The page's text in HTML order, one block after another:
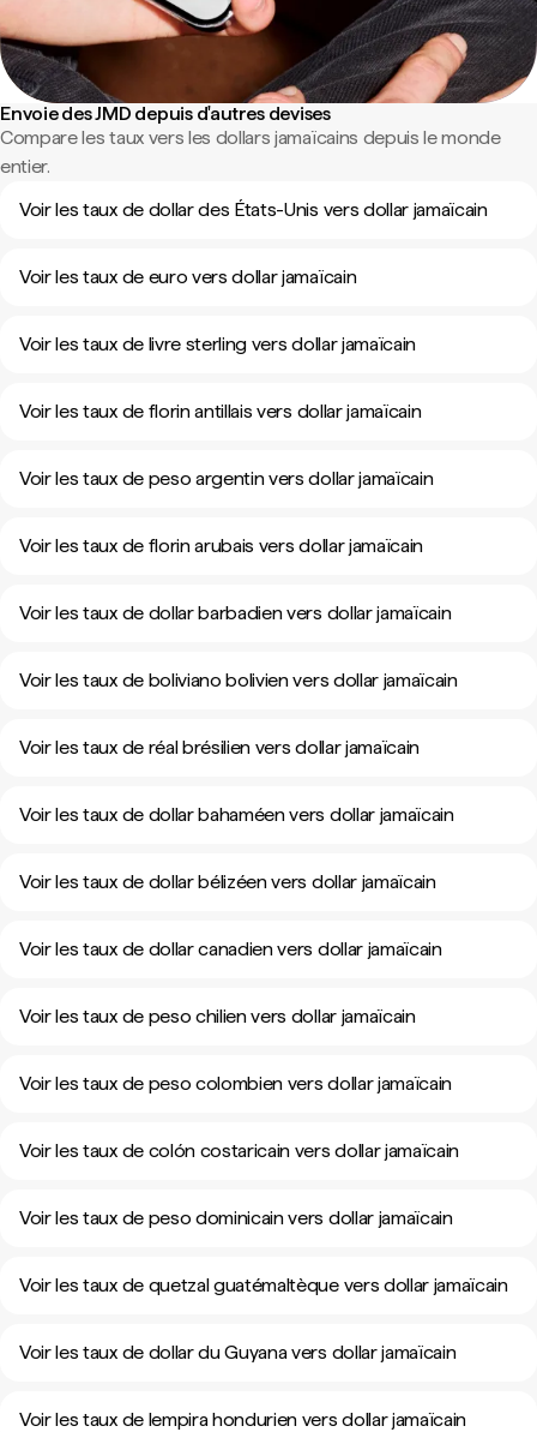
Envoie des JMD depuis d'autres devises
Compare les taux vers les dollars jamaïcains depuis le monde
entier.
Voir les taux de dollar des États-Unis vers dollar jamaïcain
Voir les taux de euro vers dollar jamaïcain
Voir les taux de livre sterling vers dollar jamaïcain
Voir les taux de florin antillais vers dollar jamaïcain
Voir les taux de peso argentin vers dollar jamaïcain
Voir les taux de florin arubais vers dollar jamaïcain
Voir les taux de dollar barbadien vers dollar jamaïcain
Voir les taux de boliviano bolivien vers dollar jamaïcain
Voir les taux de réal brésilien vers dollar jamaïcain
Voir les taux de dollar bahaméen vers dollar jamaïcain
Voir les taux de dollar bélizéen vers dollar jamaïcain
Voir les taux de dollar canadien vers dollar jamaïcain
Voir les taux de peso chilien vers dollar jamaïcain
Voir les taux de peso colombien vers dollar jamaïcain
Voir les taux de colón costaricain vers dollar jamaïcain
Voir les taux de peso dominicain vers dollar jamaïcain
Voir les taux de quetzal guatémaltèque vers dollar jamaïcain
Voir les taux de dollar du Guyana vers dollar jamaïcain
Voir les taux de lempira hondurien vers dollar jamaïcain